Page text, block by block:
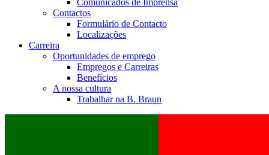
Comunicados de Imprensa
Contactos
Formulário de Contacto
Localizações
Carreira
Oportunidades de emprego
Empregos e Carreiras
Benefícios
A nossa cultura
Trabalhar na B. Braun